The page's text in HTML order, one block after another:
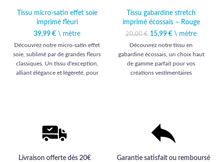
Tissu micro-satin effet soie
imprimé fleuri
39,99 € \ mètre
Découvrez notre micro-satin effet
soie, sublimé par de grandes fleurs
classiques. Un tissu d'exception,
alliant élégance et légèreté, pour
Tissu gabardine stretch
imprimé écossais – Rouge
20,00€
Le prix initial était :
20,00 €.
15,99 €
Le prix
actuel est :
15,99 €.
\ mètre
Découvrez notre tissu en
gabardine écossais, un choix haut
de gamme parfait pour vos
créations vestimentaires
Livraison offerte dès 20€ Garantie satisfait ou remboursé